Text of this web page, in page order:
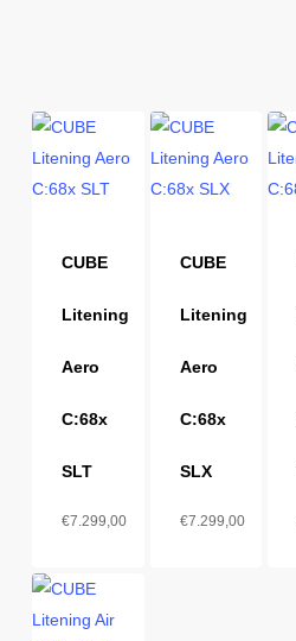
CUBE
Litening
Aero
C:68x
SLT
€7.299,00
CUBE
Litening
Aero
C:68x
SLX
€7.299,00